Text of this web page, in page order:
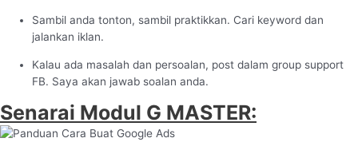
Sambil anda tonton, sambil praktikkan. Cari keyword dan
jalankan iklan.
Kalau ada masalah dan persoalan, post dalam group support
FB. Saya akan jawab soalan anda.
Senarai Modul G MASTER: